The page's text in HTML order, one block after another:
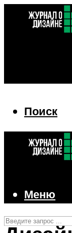
Поиск
Меню